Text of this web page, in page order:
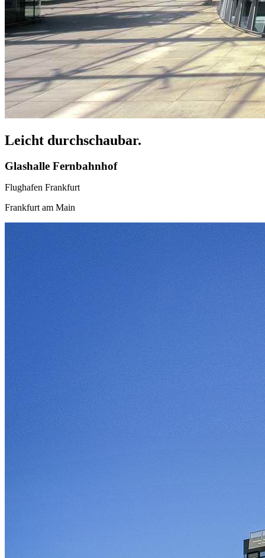
Leicht durchschaubar.
Glashalle Fernbahnhof
Flughafen Frankfurt
Frankfurt am Main